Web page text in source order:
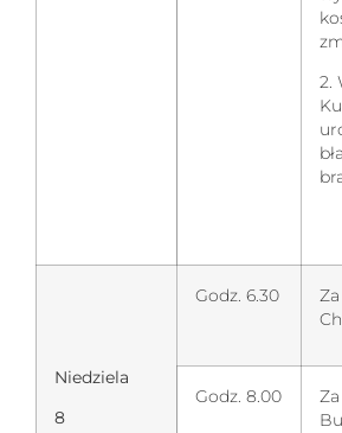
2.
Niedziela
8
Godz. 6.30 Za
Godz. 8.00 Za